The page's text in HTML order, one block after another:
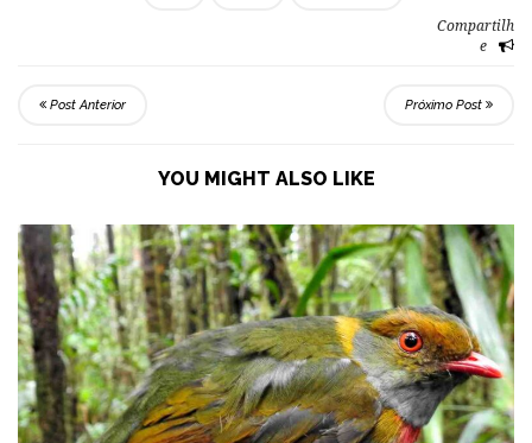
Compartilh
e
Post Anterior Próximo Post
YOU MIGHT ALSO LIKE